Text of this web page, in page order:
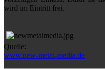
wird im Eintritt frei.
Quelle:
www.new-metal-media.de